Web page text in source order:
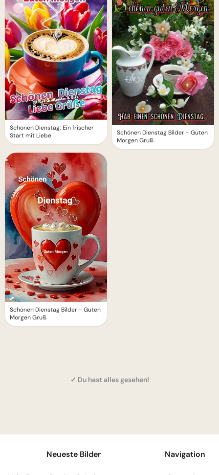
Schönen Dienstag: Ein frischer
Start mit Liebe
Schönen Dienstag Bilder - Guten
Morgen Gruß
Schönen Dienstag Bilder - Guten
Morgen Gruß
✓ Du hast alles gesehen!
Neueste Bilder Navigation